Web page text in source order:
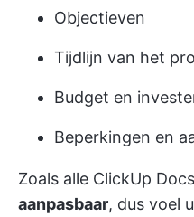
Objectieven
Tijdlijn van het
Budget en
Beperkingen en
Zoals alle ClickUp
aanpasbaar, dus voel